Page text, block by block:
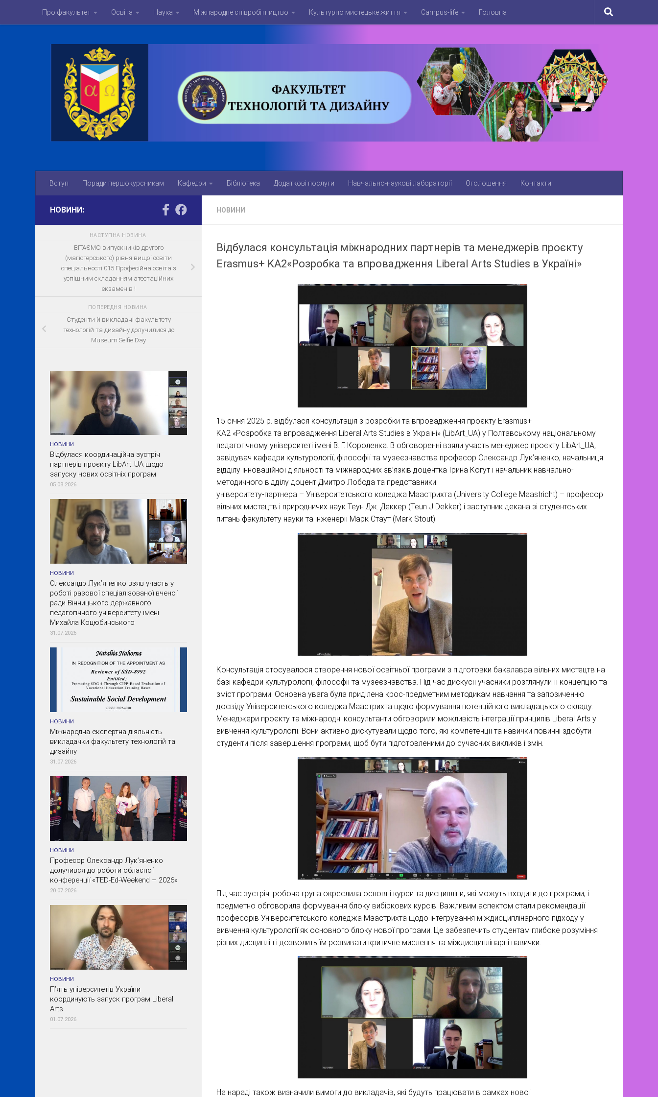
Skip to contentПро факультет Освіта Наука Міжнародне співробітництво Культурно мистецьке життя Campus-life Головна
Вступ Поради першокурсникам Кафедри Бібліотека Додаткові послуги Навчально-наукові лабораторії Оголошення Контакти
НОВИНИ
Відбулася консультація міжнародних партнерів та менеджерів проєкту
Erasmus+ KA2«Розробка та впровадження Liberal Arts Studies в Україні»
15 січня 2025 р. відбулася консультація з розробки та впровадження проєкту Erasmus+
KA2 «Розробка та впровадження Liberal Arts Studies в Україні» (LibArt_UA) у Полтавському національному
педагогічному університеті імені В. Г. Короленка. В обговоренні взяли участь менеджер проєкту LibArt_UA,
завідувач кафедри культурології, філософії та музеєзнавства професор Олександр Лук’яненко, начальниця
відділу інноваційної діяльності та міжнародних зв’язків доцентка Ірина Когут і начальник навчально-
методичного відділу доцент Дмитро Лобода та представники
університету-партнера – Університетського коледжа Маастрихта (University College Maastricht) – професор
вільних мистецтв і природничих наук Теун Дж. Деккер (Teun J Dekker) і заступник декана зі студентських
питань факультету науки та інженерії Марк Стаут (Mark Stout).
Консультація стосувалося створення нової освітньої програми з підготовки бакалавра вільних мистецтв на
базі кафедри культурології, філософії та музеєзнавства. Під час дискусії учасники розглянули її концепцію та
зміст програми. Основна увага була приділена крос-предметним методикам навчання та запозиченню
досвіду Університетського коледжа Маастрихта щодо формування потенційного викладацького складу.
Менеджери проєкту та міжнародні консультанти обговорили можливість інтеграції принципів Liberal Arts у
вивчення культурології. Вони активно дискутували щодо того, які компетенції та навички повинні здобути
студенти після завершення програми, щоб бути підготовленими до сучасних викликів і змін.
Під час зустрічі робоча група окреслила основні курси та дисципліни, які можуть входити до програми, і
предметно обговорила формування блоку вибіркових курсів. Важливим аспектом стали рекомендації
професорів Університетського коледжа Маастрихта щодо інтегрування міждисциплінарного підходу у
вивчення культурології як основного блоку нової програми. Це забезпечить студентам глибоке розуміння
різних дисциплін і дозволить їм розвивати критичне мислення та міждисциплінарні навички.
На нараді також визначили вимоги до викладачів, які будуть працювати в рамках нової
НОВИНИ:
НАСТУПНА НОВИНА
ВІТАЄМО випускників другого
(магістерського) рівня вищої освіти
спеціальності 015 Професійна освіта з
успішним складанням атестаційних
екзаменів !
ПОПЕРЕДНЯ НОВИНА
Студенти й викладачі факультету
технологій та дизайну долучилися до
Museum Selfie Day
НОВИНИ
Відбулася координаційна зустріч
партнерів проєкту LibArt_UA щодо
запуску нових освітніх програм
05.08.2026
НОВИНИ
Олександр Лук’яненко взяв участь у
роботі разової спеціалізованої вченої
ради Вінницького державного
педагогічного університету імені
Михайла Коцюбинського
31.07.2026
НОВИНИ
Міжнародна експертна діяльність
викладачки факультету технологій та
дизайну
31.07.2026
НОВИНИ
Професор Олександр Лук’яненко
долучився до роботи обласної
конференції «TED-Ed-Weekend – 2026»
20.07.2026
НОВИНИ
П’ять університетів України
координують запуск програм Liberal
Arts
01.07.2026